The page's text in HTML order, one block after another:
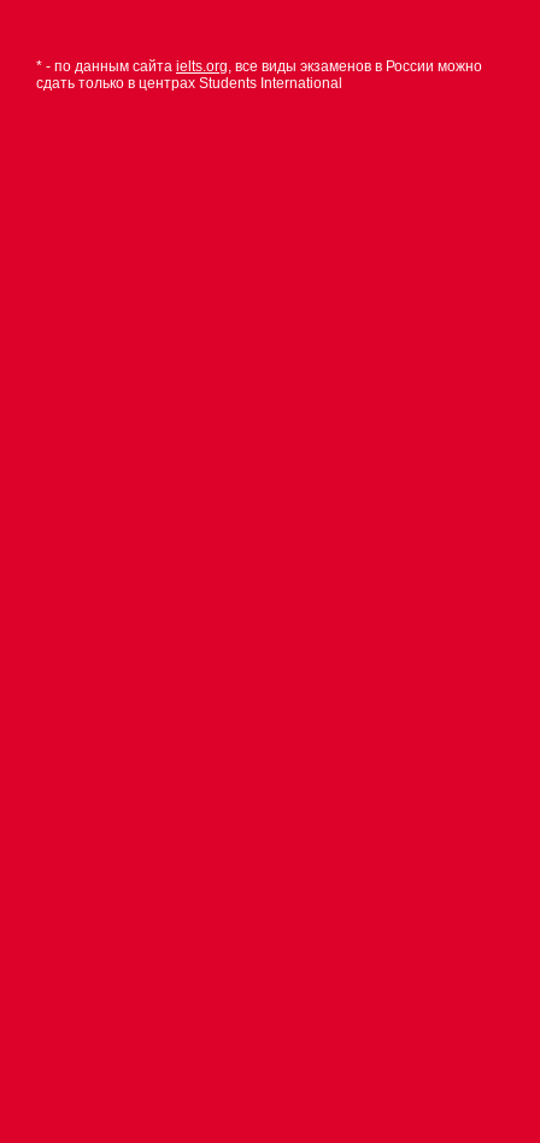
* - по данным сайта ielts.org, все виды экзаменов в России можно
сдать только в центрах Students International